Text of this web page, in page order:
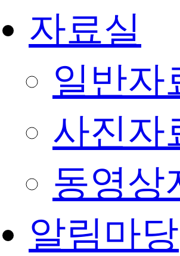
자료실
일반자
사진자
동영상
알림마당